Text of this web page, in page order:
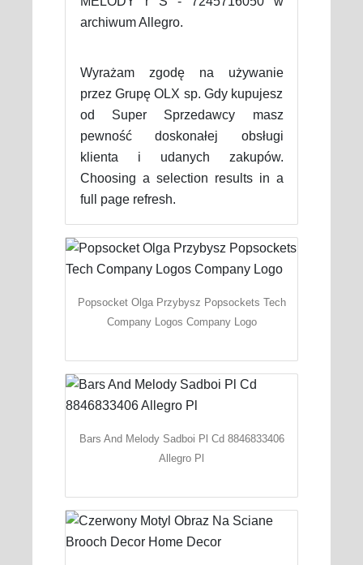
archiwum Allegro.
Wyrażam zgodę na używanie
przez Grupę OLX sp. Gdy kupujesz
od Super Sprzedawcy masz
pewność doskonałej obsługi
klienta i udanych zakupów.
Choosing a selection results in a
full page refresh.
Popsocket Olga Przybysz Popsockets Tech
Company Logos Company Logo
Bars And Melody Sadboi Pl Cd 8846833406
Allegro Pl